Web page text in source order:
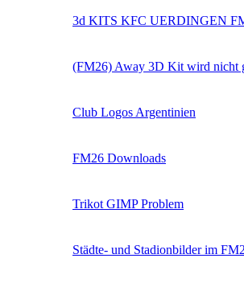
3d KITS KFC UERDINGEN
(FM26) Away 3D Kit wird nicht
Club Logos Argentinien
FM26 Downloads
Trikot GIMP Problem
Städte- und Stadionbilder im